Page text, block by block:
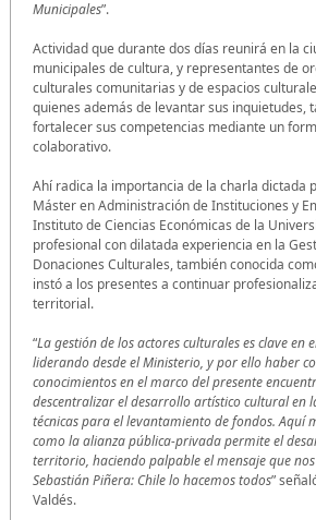
Municipales”.
Actividad que durante dos días reunirá en la
municipales de cultura, y representantes de
culturales comunitarias y de espacios
quienes además de levantar sus inquietudes,
fortalecer sus competencias mediante un
colaborativo.
Ahí radica la importancia de la charla dictada
Máster en Administración de Instituciones y
Instituto de Ciencias Económicas de la
profesional con dilatada experiencia en la
Donaciones Culturales, también conocida
instó a los presentes a continuar
territorial.
“La gestión de los actores culturales es clave en
liderando desde el Ministerio, y por ello haber
conocimientos en el marco del presente
descentralizar el desarrollo artístico cultural en
técnicas para el levantamiento de fondos. Aquí
como la alianza pública-privada permite el
territorio, haciendo palpable el mensaje que
Sebastián Piñera: Chile lo hacemos todos”
Valdés.